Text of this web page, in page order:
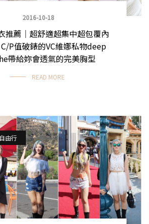
2016-10-18
推薦｜超舒適超集中超包覆內
P值破錶的VC維娜私物deep
帶給妳會透氣的完美胸型
READ MORE
由行